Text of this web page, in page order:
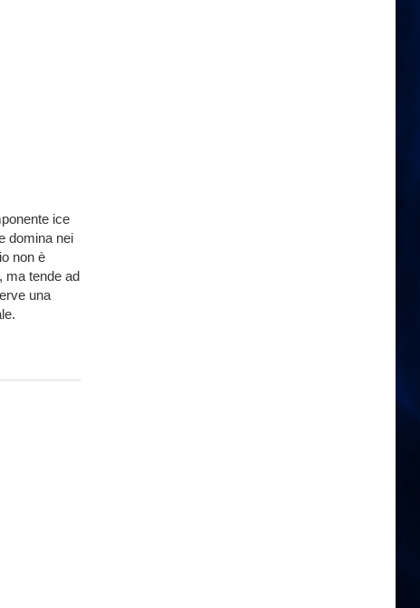
ice
domina nei
non è
ma tende ad
una